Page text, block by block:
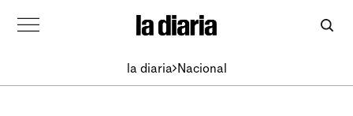
la diaria Nacional